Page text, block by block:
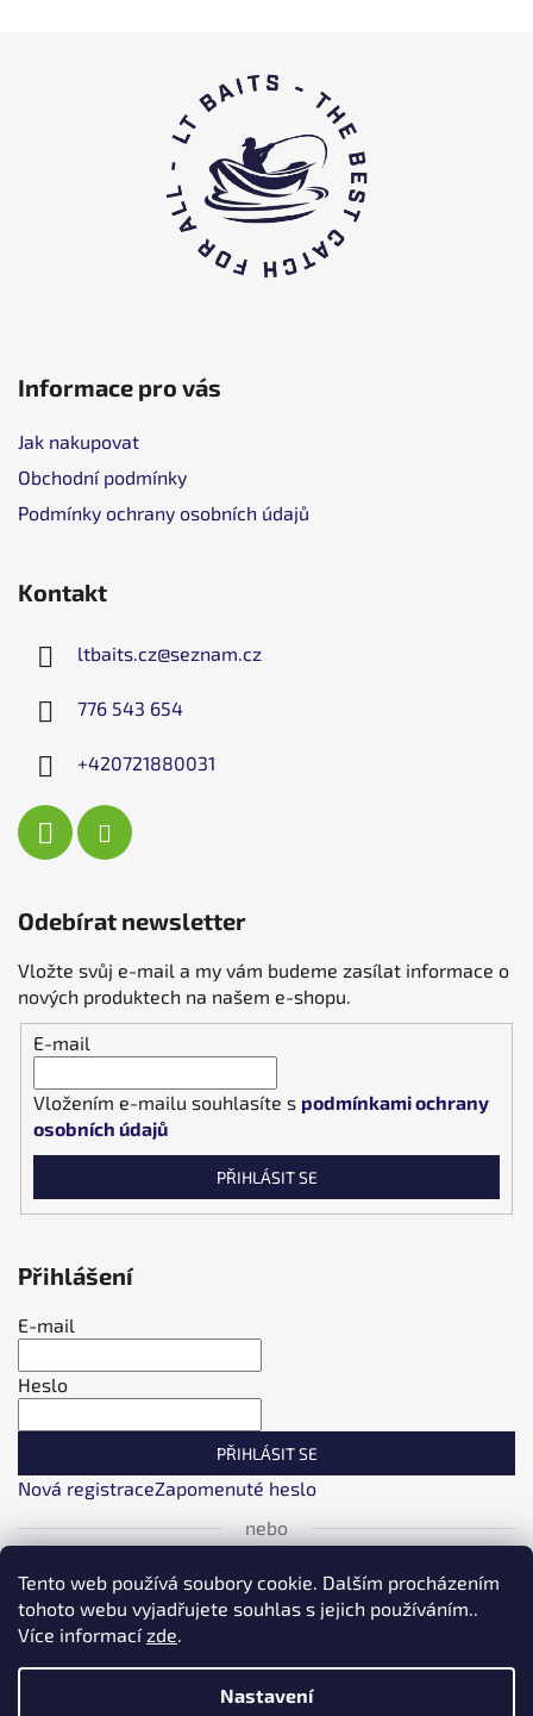
Tento web používá soubory cookie. Dalším procházením
tohoto webu vyjadřujete souhlas s jejich používáním..
Více informacízde.
Nastavení
Informace pro vás
Jak nakupovat
Obchodní podmínky
Podmínky ochrany osobních údajů
Kontakt
ltbaits.cz@seznam.cz
776 543 654
+420721880031
Odebírat newsletter
Vložte svůj e-mail a my vám budeme zasílat informace o
nových produktech na našem e-shopu.
E-mail
Vložením e-mailu souhlasíte s podmínkami ochrany
osobních údajů
PŘIHLÁSIT SE
Přihlášení
E-mail
Heslo
PŘIHLÁSIT SE
Nová registraceZapomenuté heslo
nebo
Přihlásit se přes Facebook
Přihlásit se přes Seznam